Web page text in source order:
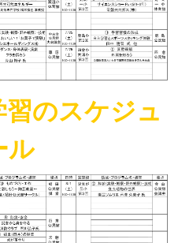
のスケジュ
ル